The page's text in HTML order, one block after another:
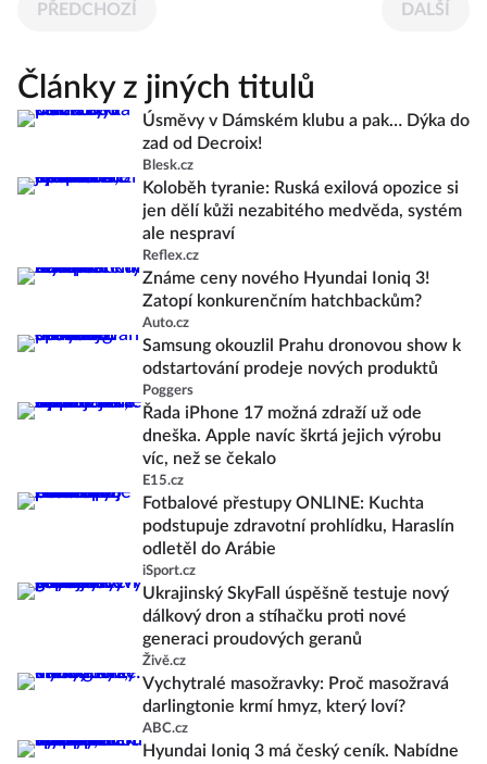
PŘEDCHOZÍ DALŠÍ
Články z jiných titulů
Úsměvy v Dámském klubu a pak… Dýka do
zad od Decroix!
Blesk.cz
Koloběh tyranie: Ruská exilová opozice si
jen dělí kůži nezabitého medvěda, systém
ale nespraví
Reflex.cz
Známe ceny nového Hyundai Ioniq 3!
Zatopí konkurenčním hatchbackům?
Auto.cz
Samsung okouzlil Prahu dronovou show k
odstartování prodeje nových produktů
Poggers
Řada iPhone 17 možná zdraží už ode
dneška. Apple navíc škrtá jejich výrobu
víc, než se čekalo
E15.cz
Fotbalové přestupy ONLINE: Kuchta
podstupuje zdravotní prohlídku, Haraslín
odletěl do Arábie
iSport.cz
Ukrajinský SkyFall úspěšně testuje nový
dálkový dron a stíhačku proti nové
generaci proudových geranů
Živě.cz
Vychytralé masožravky: Proč masožravá
darlingtonie krmí hmyz, který loví?
ABC.cz
Hyundai Ioniq 3 má český ceník. Nabídne